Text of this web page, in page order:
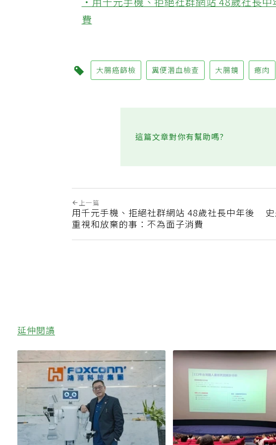
‧用千元手機、拒絕社群網站 48歲社長
費
大腸癌篩檢 糞便潛血檢查 大腸鏡 瘜肉
這篇文章對你有幫助嗎?
上一篇
用千元手機、拒絕社群網站 48歲社長中年後
重視和放棄的事：不為面子消費
延伸閱讀